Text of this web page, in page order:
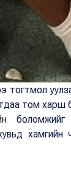
тогтмол
том
боломжийг
хамгийн